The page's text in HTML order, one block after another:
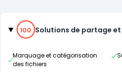
Catégories
100% de compatibilité
100 Solutions de partage
Marquage et catégorisation
des fichiers